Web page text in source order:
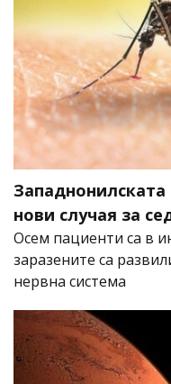
нови случая за
Осем пациенти са в
заразените са
нервна система